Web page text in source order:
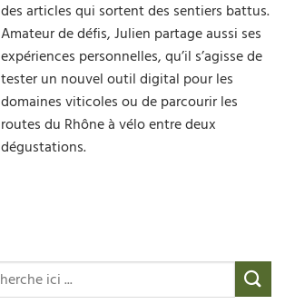
des articles qui sortent des sentiers battus.
Amateur de défis, Julien partage aussi ses
expériences personnelles, qu’il s’agisse de
tester un nouvel outil digital pour les
domaines viticoles ou de parcourir les
routes du Rhône à vélo entre deux
dégustations.